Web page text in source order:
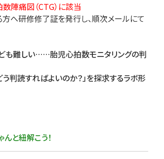
高齢者看護
陣痛図（CTG）に該当
へ研修修了証を発行し、順次メールにて
も難しい……胎児心拍数モニタリングの判
う判読すればよいのか？」を探求するラボ形
と紐解こう！